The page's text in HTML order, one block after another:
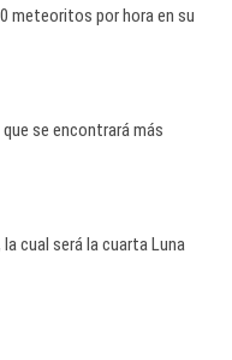
meteoritos por hora en su
se encontrará más
cual será la cuarta Luna